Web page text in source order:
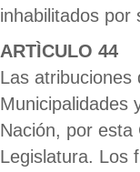
inhabilitados por
ARTÌCULO 44
Las atribuciones
Municipalidades
Nación, por esta
Legislatura. Los